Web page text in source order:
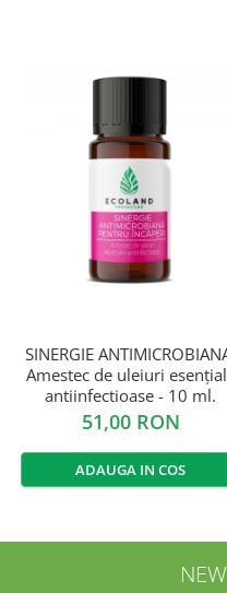
SINERGIE
Amestec de uleiuri
antiinfectioase - 10 ml.
51,00 RON
ADAUGA IN COS